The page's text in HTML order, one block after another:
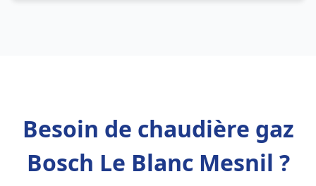
Besoin de chaudière gaz
Bosch Le Blanc Mesnil ?